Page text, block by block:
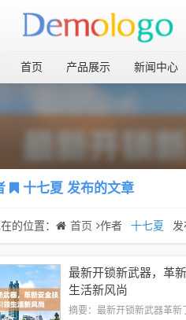
首页 产品展示 新闻中心
十七夏 发布的文章
的位置： 首页 作者 十七夏
最新开锁新武器，革
生活新风尚
摘要：最新开锁新武器革新